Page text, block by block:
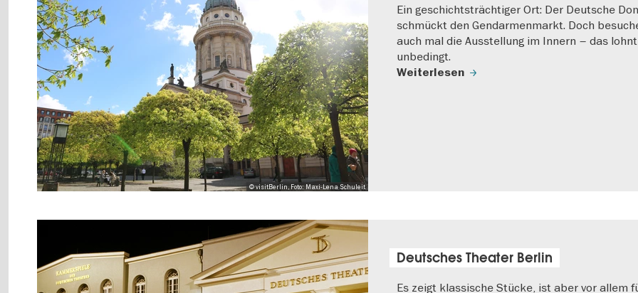
© visitBerlin, Foto: Maxi-Lena Schuleit
Ein geschichtsträchtiger Ort: Der Deutsche
schmückt den Gendarmenmarkt. Doch
auch mal die Ausstellung im Innern – das
unbedingt.
Weiterlesen
Deutsches Theater Berlin
Es zeigt klassische Stücke, ist aber vor allem